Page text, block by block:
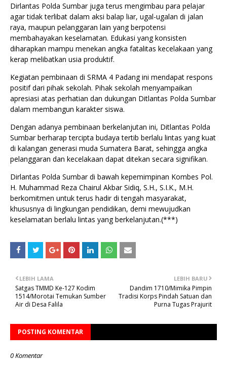
Dirlantas Polda Sumbar juga terus mengimbau para pelajar
agar tidak terlibat dalam aksi balap liar, ugal-ugalan di jalan
raya, maupun pelanggaran lain yang berpotensi
membahayakan keselamatan. Edukasi yang konsisten
diharapkan mampu menekan angka fatalitas kecelakaan yang
kerap melibatkan usia produktif.
Kegiatan pembinaan di SRMA 4 Padang ini mendapat respons
positif dari pihak sekolah. Pihak sekolah menyampaikan
apresiasi atas perhatian dan dukungan Ditlantas Polda Sumbar
dalam membangun karakter siswa.
Dengan adanya pembinaan berkelanjutan ini, Ditlantas Polda
Sumbar berharap tercipta budaya tertib berlalu lintas yang kuat
di kalangan generasi muda Sumatera Barat, sehingga angka
pelanggaran dan kecelakaan dapat ditekan secara signifikan.
Dirlantas Polda Sumbar di bawah kepemimpinan Kombes Pol.
H. Muhammad Reza Chairul Akbar Sidiq, S.H., S.I.K., M.H.
berkomitmen untuk terus hadir di tengah masyarakat,
khususnya di lingkungan pendidikan, demi mewujudkan
keselamatan berlalu lintas yang berkelanjutan.(***)
LEBIH BARU
Dandim 1710/Mimika Pimpin
Tradisi Korps Pindah Satuan dan
Purna Tugas Prajurit
LEBIH LAMA
Satgas TMMD Ke-127 Kodim
1514/Morotai Temukan Sumber
Air di Desa Falila
POSTING KOMENTAR
0 Komentar